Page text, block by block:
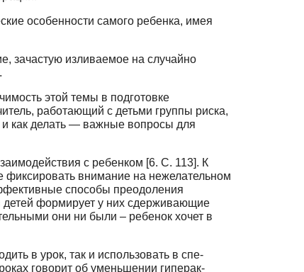
особенности самого ре­бенка, имея
зачастую изливае­мое на случайно
этой темы в подготовке
работаю­щий с детьми группы риска,
как делать — важные вопросы для
с ребенком [6. С. 113]. К
фиксировать внимание на нежелатель­ном
способы пре­одоления
детей формирует у них сдерживающие
они ни были – ребенок хочет в
в урок, так и использовать в спе­
говорит об уменьшении гиперак­